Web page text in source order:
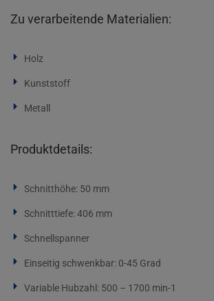
Zu verarbeitende Materialien:
Holz
Kunststoff
Metall
Produktdetails:
Schnitthöhe: 50 mm
Schnitttiefe: 406 mm
Schnellspanner
Einseitig schwenkbar: 0-45 Grad
Variable Hubzahl: 500 – 1700 min-1